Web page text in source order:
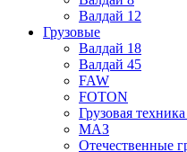
Валдай 12
Грузовые
Валдай 18
Валдай 45
FAW
FOTON
Грузовая
МАЗ
Отечественные